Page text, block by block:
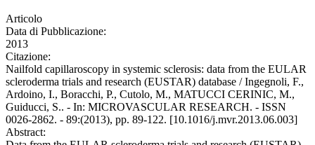
Articolo
Data di Pubblicazione:
2013
Citazione:
Nailfold capillaroscopy in systemic sclerosis: data from the EULAR
scleroderma trials and research (EUSTAR) database / Ingegnoli, F.,
Ardoino, I., Boracchi, P., Cutolo, M., MATUCCI CERINIC, M.,
Guiducci, S.. - In: MICROVASCULAR RESEARCH. - ISSN
0026-2862. - 89:(2013), pp. 89-122. [10.1016/j.mvr.2013.06.003]
Abstract: